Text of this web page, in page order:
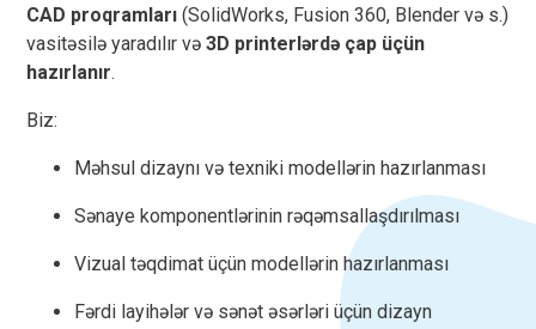
CAD proqramları (SolidWorks, Fusion 360, Blender və s.)
vasitəsilə yaradılır və3D printerlərdə çap üçün
hazırlanır.
Biz:
Məhsul dizaynı və texniki modellərin hazırlanması
Sənaye komponentlərinin rəqəmsallaşdırılması
Vizual təqdimat üçün modellərin hazırlanması
Fərdi layihələr və sənət əsərləri üçün dizayn